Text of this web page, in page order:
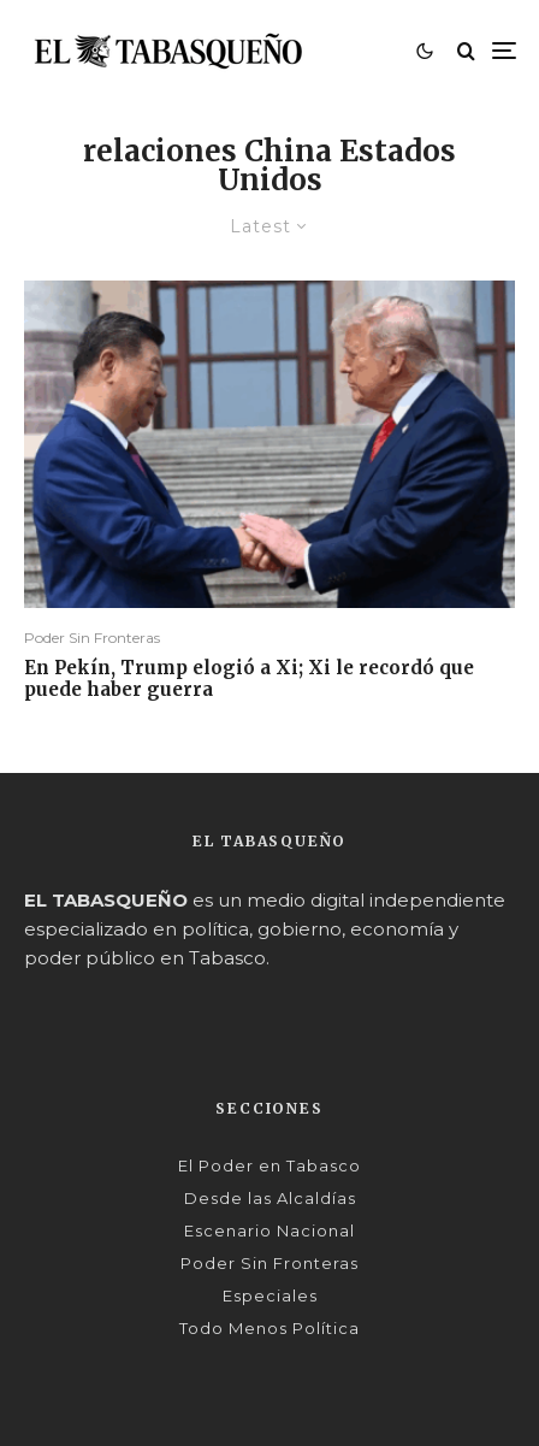
relaciones China Estados
Unidos
Latest
Poder Sin Fronteras
En Pekín, Trump elogió a Xi; Xi le recordó que
puede haber guerra
EL TABASQUEÑO
EL TABASQUEÑO es un medio digital independiente
especializado en política, gobierno, economía y
poder público en Tabasco.
SECCIONES
El Poder en Tabasco
Desde las Alcaldías
Escenario Nacional
Poder Sin Fronteras
Especiales
Todo Menos Política